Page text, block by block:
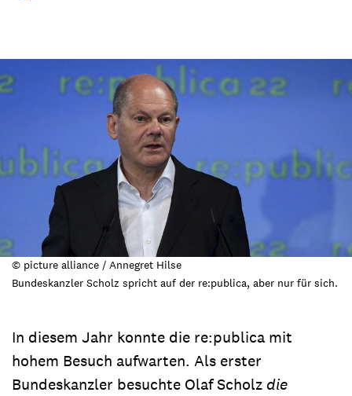
© picture alliance / Annegret Hilse
Bundeskanzler Scholz spricht auf der re:publica, aber nur für sich.
In diesem Jahr konnte die re:publica mit
hohem Besuch aufwarten. Als erster
Bundeskanzler besuchte Olaf Scholz die